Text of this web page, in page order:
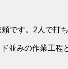
です。2人で打
並みの作業工程